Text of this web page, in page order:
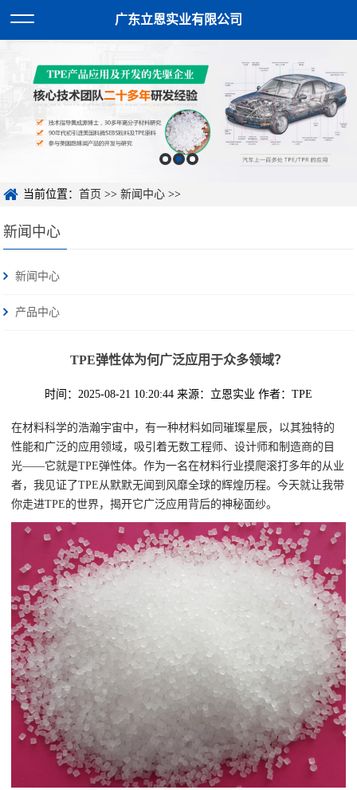
广东立恩实业有限公司
当前位置：首页 >>新闻中心 >>
新闻中心
新闻中心
产品中心
TPE弹性体为何广泛应用于众多领域？
时间：2025-08-21 10:20:44 来源：立恩实业 作者：TPE
在材料科学的浩瀚宇宙中，有一种材料如同璀璨星辰，以其独特的
性能和广泛的应用领域，吸引着无数工程师、设计师和制造商的目
光——它就是TPE弹性体。作为一名在材料行业摸爬滚打多年的从业
者，我见证了TPE从默默无闻到风靡全球的辉煌历程。今天就让我带
你走进TPE的世界，揭开它广泛应用背后的神秘面纱。